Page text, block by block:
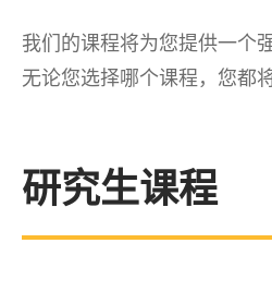
我们的课程将为您提供一个
无论您选择哪个课程，您都
​研究生课程